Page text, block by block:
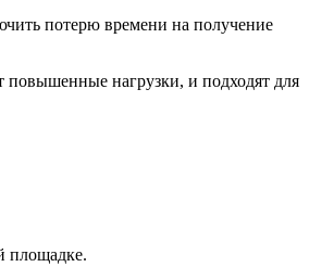
потерю времени на получение
повышенные нагрузки, и подходят для
площадке.